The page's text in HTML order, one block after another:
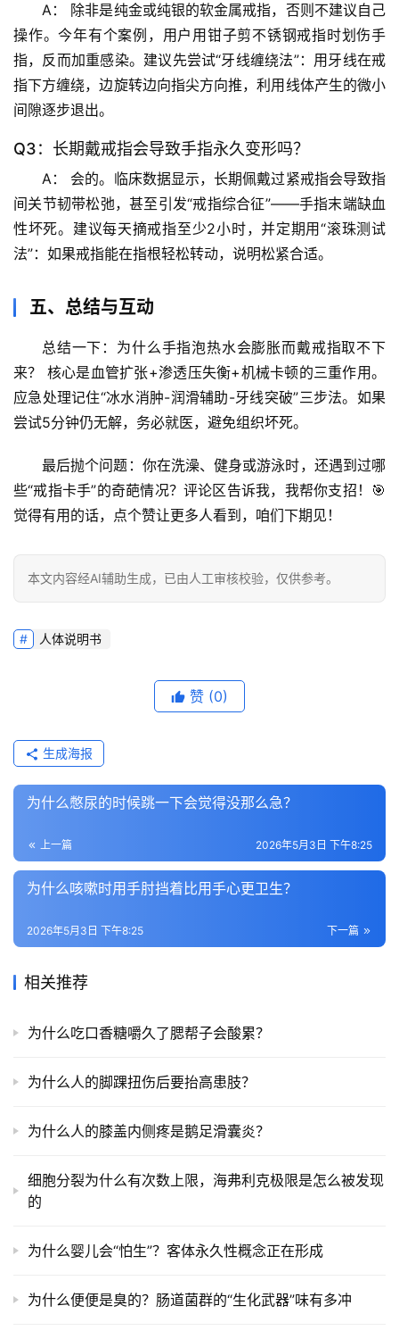
科
学
科
前
心
理
谣
求
真
A：
除非是纯金或纯银的软金属戒指，否则不建议自己
操作。今年有个案例，用户用钳子剪不锈钢戒指时划伤手
指，反而加重感染。 建议先尝试“牙线缠绕法”：用牙线在戒
指下方缠绕，边旋转边向指尖方向推，利用线体产生的微小
间隙逐步退出。
Q3：长期戴戒指会导致手指永久变形吗？
A：
会的。临床数据显示，长期佩戴过紧戒指会导致指
间关节韧带松弛，甚至引发“戒指综合征”——手指末端缺血
性坏死。 建议每天摘戒指至少2小时，并定期用“滚珠测试
法”：如果戒指能在指根轻松转动，说明松紧合适。
五、总结与互动
总结一下： 为什么手指泡热水会膨胀而戴戒指取不下
来？
核心是血管扩张+渗透压失衡+机械卡顿的三重作用。
应急处理记住“冰水消肿-润滑辅助-牙线突破”三步法。如果
尝试5分钟仍无解，务必就医，避免组织坏死。
最后抛个问题：你在洗澡、健身或游泳时，还遇到过哪
些“戒指卡手”的奇葩情况？评论区告诉我，我帮你支招！🎯
觉得有用的话，点个赞让更多人看到，咱们下期见！
本文内容经AI辅助生成，已由人工审核校验，仅供参考。
人体说明书
赞 (0)
生成海报
为什么憋尿的时候跳一下会觉得没那么急？
上一篇 2026年5月3日 下午8:25
为什么咳嗽时用手肘挡着比用手心更卫生？
下一篇
2026年5月3日 下午8:25
相关推荐
为什么吃口香糖嚼久了腮帮子会酸累？
为什么人的脚踝扭伤后要抬高患肢？
为什么人的膝盖内侧疼是鹅足滑囊炎？
细胞分裂为什么有次数上限，海弗利克极限是怎么被发现
的
为什么婴儿会“怕生”？客体永久性概念正在形成
为什么便便是臭的？肠道菌群的“生化武器”味有多冲